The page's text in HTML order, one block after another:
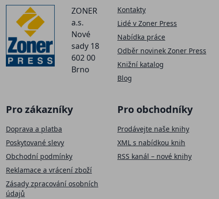
ZONER
a.s.
Nové
sady 18
602 00
Brno
Kontakty
Lidé v Zoner Press
Nabídka práce
Odběr novinek Zoner Press
Knižní katalog
Blog
Pro zákazníky
Doprava a platba
Poskytované slevy
Obchodní podmínky
Reklamace a vrácení zboží
Zásady zpracování osobních
údajů
Pro obchodníky
Prodávejte naše knihy
XML s nabídkou knih
RSS kanál – nové knihy